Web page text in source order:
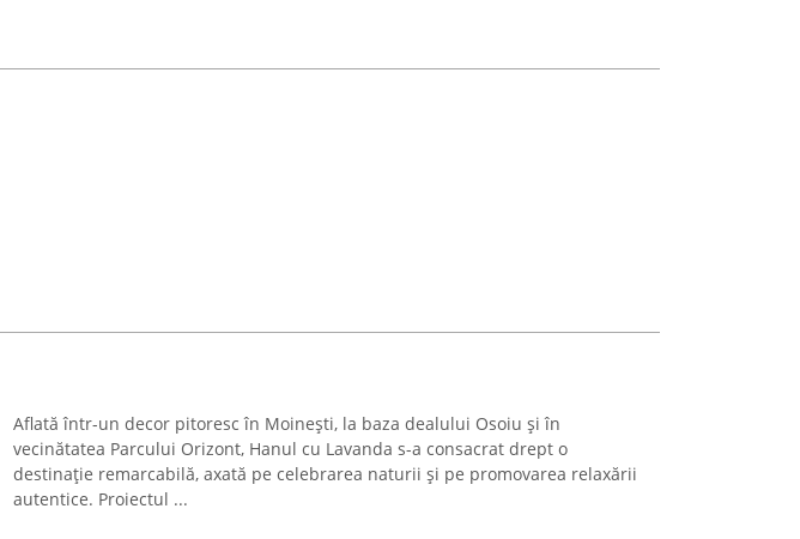
Aflată într-un decor pitoresc în Moinești, la baza dealului Osoiu și în
vecinătatea Parcului Orizont, Hanul cu Lavanda s-a consacrat drept o
destinație remarcabilă, axată pe celebrarea naturii și pe promovarea relaxării
autentice. Proiectul ...